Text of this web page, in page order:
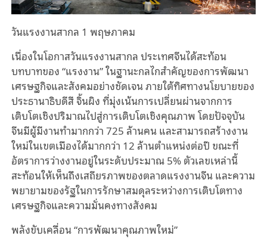
วันแรงงานสากล 1 พฤษภาคม
เนื่องในโอกาสวันแรงงานสากล ประเทศจีนได้สะท้อน
บทบาทของ “แรงงาน” ในฐานะกลไกสำคัญของการพัฒนา
เศรษฐกิจและสังคมอย่างชัดเจน ภายใต้ทิศทางนโยบายของ
ประธานาธิบดีสี จิ้นผิง ที่มุ่งเน้นการเปลี่ยนผ่านจากการ
เติบโตเชิงปริมาณไปสู่การเติบโตเชิงคุณภาพ โดยปัจจุบัน
จีนมีผู้มีงานทำมากกว่า 725 ล้านคน และสามารถสร้างงาน
ใหม่ในเขตเมืองได้มากกว่า 12 ล้านตำแหน่งต่อปี ขณะที่
อัตราการว่างงานอยู่ในระดับประมาณ 5% ตัวเลขเหล่านี้
สะท้อนให้เห็นถึงเสถียรภาพของตลาดแรงงานจีน และความ
พยายามของรัฐในการรักษาสมดุลระหว่างการเติบโตทาง
เศรษฐกิจและความมั่นคงทางสังคม
พลังขับเคลื่อน “การพัฒนาคุณภาพใหม่”